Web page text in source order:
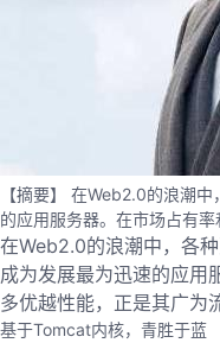
【摘要】 在Web2.0的浪潮
的应用服务器。在市场占有
在Web2.0的浪潮中，各
成为发展最为迅速的应
多优越性能，正是其广为
基于Tomcat内核，青胜于蓝